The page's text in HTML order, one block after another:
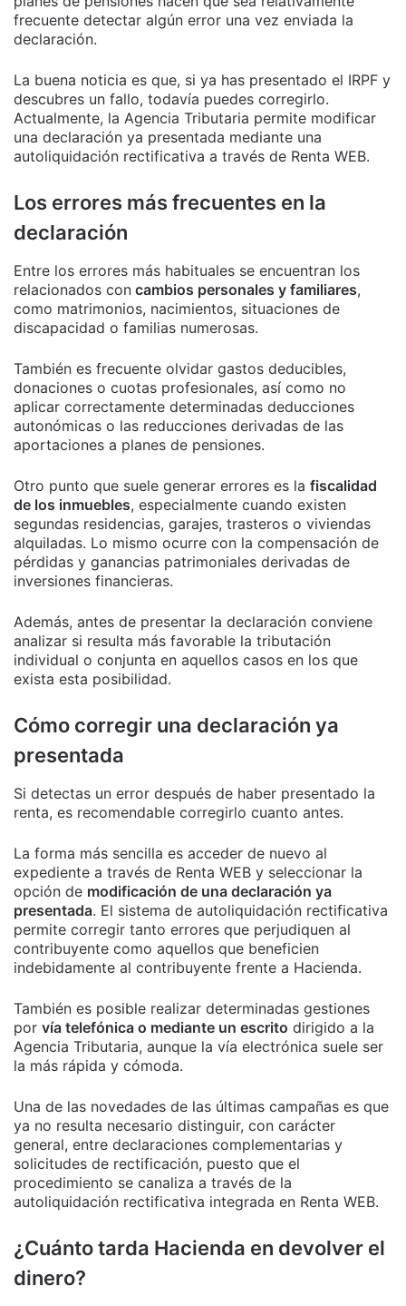
frecuente detectar algún error una vez enviada la
declaración.
La buena noticia es que, si ya has presentado el IRPF y
descubres un fallo, todavía puedes corregirlo.
Actualmente, la Agencia Tributaria permite modificar
una declaración ya presentada mediante una
autoliquidación rectificativa a través de Renta WEB.
Los errores más frecuentes en la
declaración
Entre los errores más habituales se encuentran los
relacionados con cambios personales y familiares,
como matrimonios, nacimientos, situaciones de
discapacidad o familias numerosas.
También es frecuente olvidar gastos deducibles,
donaciones o cuotas profesionales, así como no
aplicar correctamente determinadas deducciones
autonómicas o las reducciones derivadas de las
aportaciones a planes de pensiones.
Otro punto que suele generar errores es la fiscalidad
de los inmuebles, especialmente cuando existen
segundas residencias, garajes, trasteros o viviendas
alquiladas. Lo mismo ocurre con la compensación de
pérdidas y ganancias patrimoniales derivadas de
inversiones financieras.
Además, antes de presentar la declaración conviene
analizar si resulta más favorable la tributación
individual o conjunta en aquellos casos en los que
exista esta posibilidad.
Cómo corregir una declaración ya
presentada
Si detectas un error después de haber presentado la
renta, es recomendable corregirlo cuanto antes.
La forma más sencilla es acceder de nuevo al
expediente a través de Renta WEB y seleccionar la
opción de modificación de una declaración ya
presentada. El sistema de autoliquidación rectificativa
permite corregir tanto errores que perjudiquen al
contribuyente como aquellos que beneficien
indebidamente al contribuyente frente a Hacienda.
También es posible realizar determinadas gestiones
por vía telefónica o mediante un escrito dirigido a la
Agencia Tributaria, aunque la vía electrónica suele ser
la más rápida y cómoda.
Una de las novedades de las últimas campañas es que
ya no resulta necesario distinguir, con carácter
general, entre declaraciones complementarias y
solicitudes de rectificación, puesto que el
procedimiento se canaliza a través de la
autoliquidación rectificativa integrada en Renta WEB.
¿Cuánto tarda Hacienda en devolver el
dinero?